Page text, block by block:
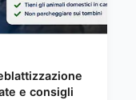
e consigli